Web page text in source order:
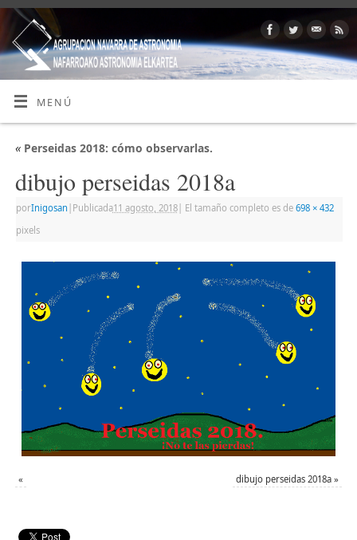
MENÚ
«Perseidas 2018: cómo observarlas.
dibujo perseidas 2018a
porInigosan Publicada11 agosto, 2018| El tamaño completo es de 698 × 432
pixels
« dibujo perseidas 2018a »